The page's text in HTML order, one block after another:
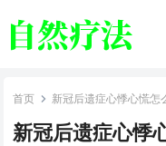
首页 新冠后遗症心悸心慌怎
新冠后遗症心悸